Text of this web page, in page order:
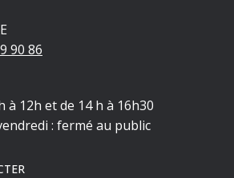
90 86
à 12h et de 14 h à 16h30
: fermé au public